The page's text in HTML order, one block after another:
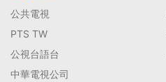
公共電視
PTS TW
公視台語台
中華電視公司